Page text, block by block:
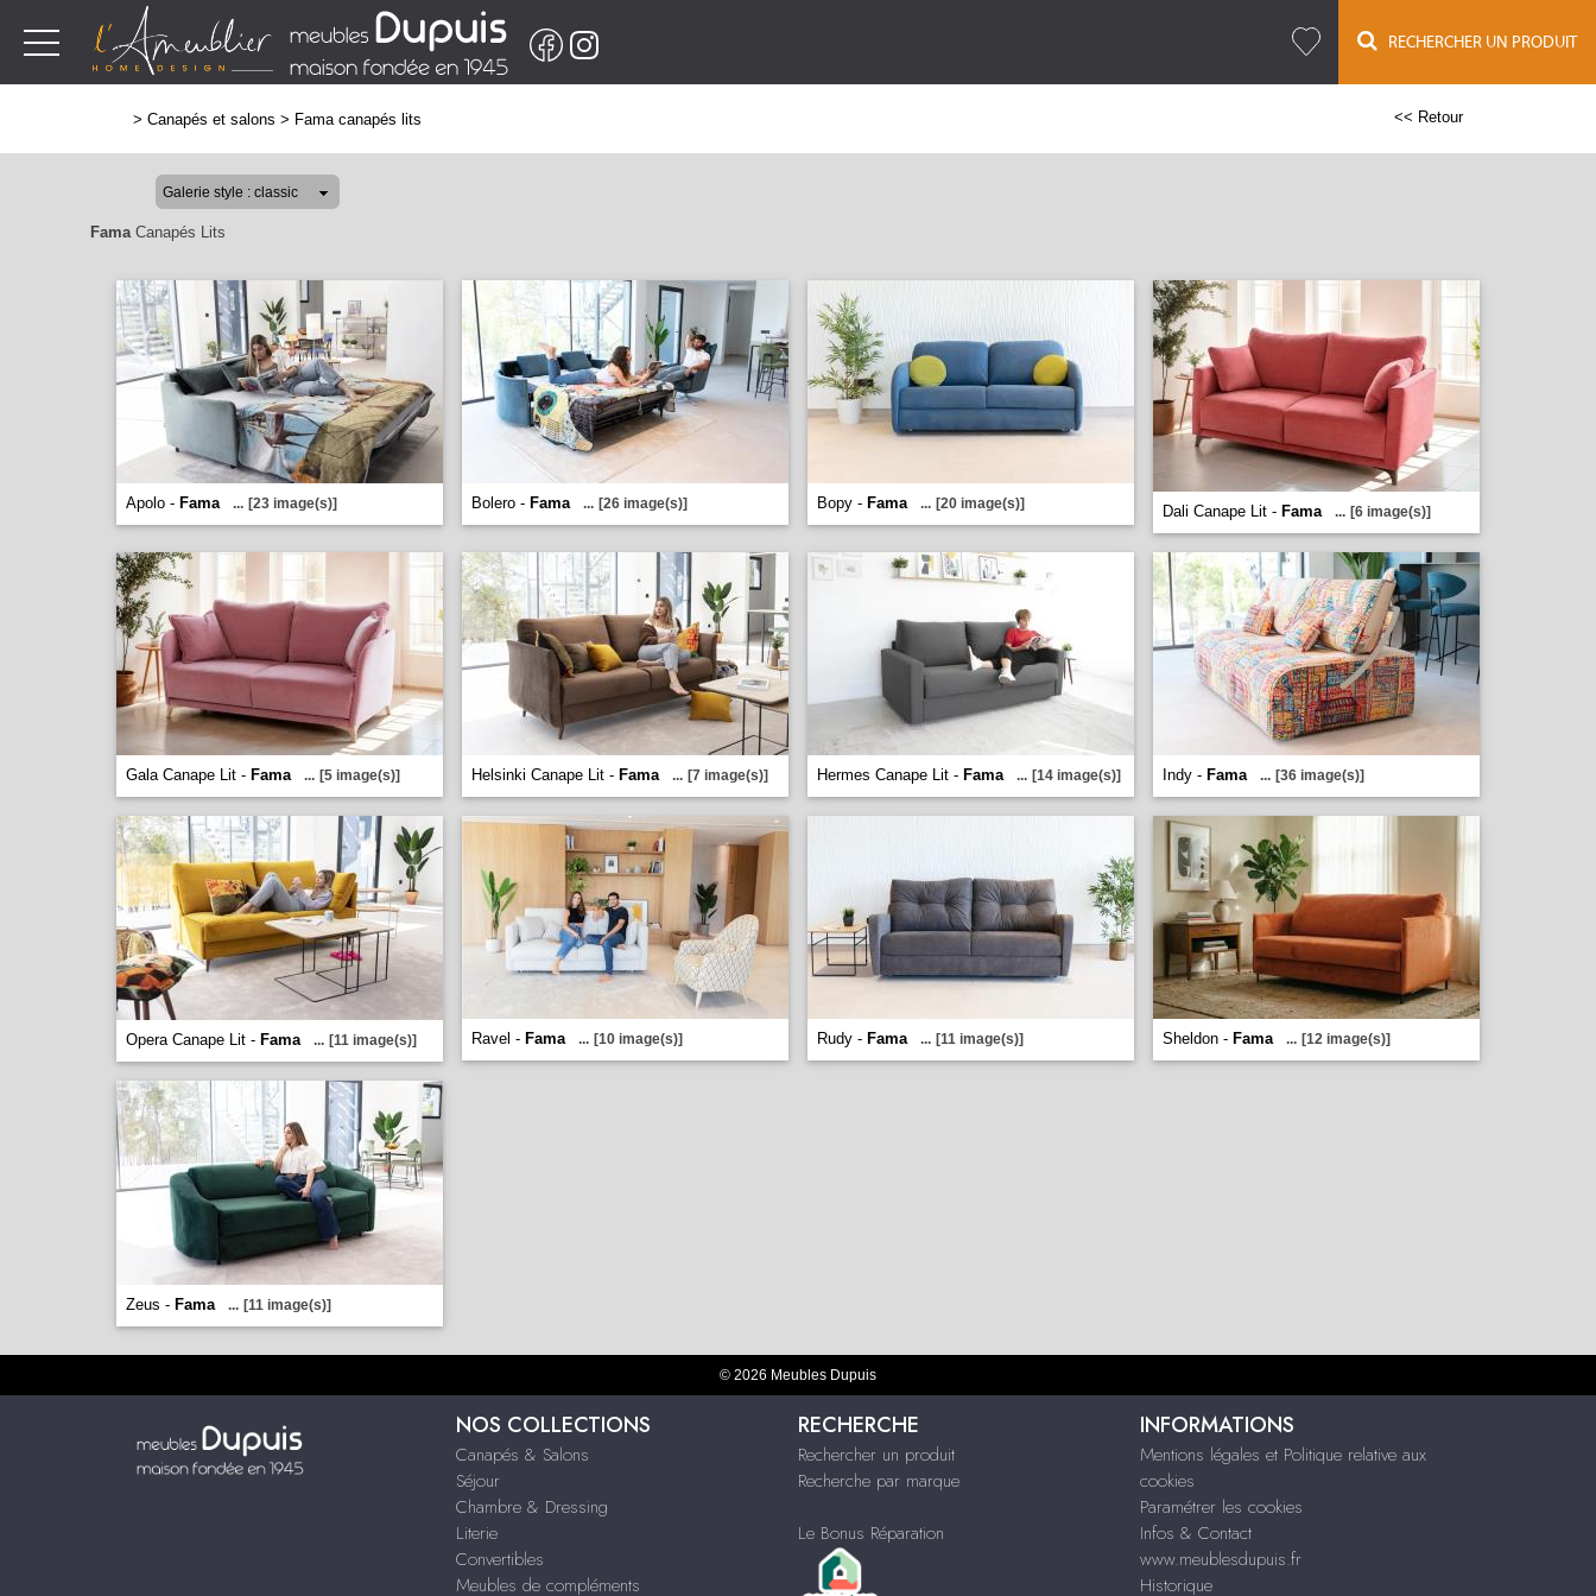
RECHERCHER UN PRODUIT
> Canapés et salons > Fama canapés lits << Retour
FamaCanapés Lits
Apolo - Fama ... [23 image(s)] Bolero - Fama ... [26 image(s)] Bopy - Fama ... [20 image(s)] Dali Canape Lit - Fama ... [6 image(s)]
Gala Canape Lit - Fama ... [5 image(s)] Helsinki Canape Lit - Fama ... [7 image(s)] Hermes Canape Lit - Fama ... [14 image(s)] Indy - Fama ... [36 image(s)]
Opera Canape Lit - Fama ... [11 image(s)] Ravel - Fama ... [10 image(s)] Rudy - Fama ... [11 image(s)] Sheldon - Fama ... [12 image(s)]
Zeus - Fama ... [11 image(s)]
© 2026 Meubles Dupuis
NOS COLLECTIONS
Canapés & Salons
Séjour
Chambre & Dressing
Literie
Convertibles
Meubles de compléments
RECHERCHE
Rechercher un produit
Recherche par marque
Le Bonus Réparation
INFORMATIONS
Mentions légales et Politique relative aux
cookies
Paramétrer les cookies
Infos & Contact
www.meublesdupuis.fr
Historique